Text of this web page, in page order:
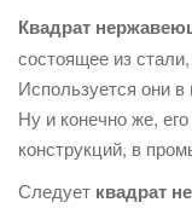
Квадрат
состоящее из
Используется они
Ну и конечно же,
конструкций, в
Следует квадрат